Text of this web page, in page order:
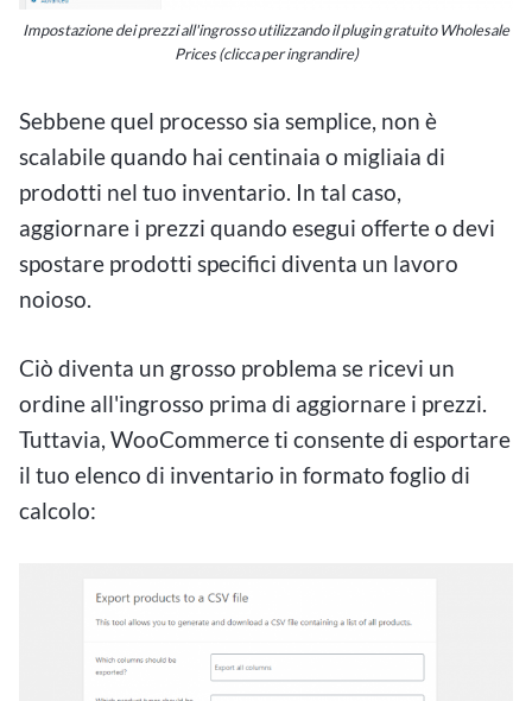
Impostazione dei prezzi all'ingrosso utilizzando il plugin gratuito Wholesale
Prices (clicca per ingrandire)
Sebbene quel processo sia semplice, non è
scalabile quando hai centinaia o migliaia di
prodotti nel tuo inventario. In tal caso,
aggiornare i prezzi quando esegui offerte o devi
spostare prodotti specifici diventa un lavoro
noioso.
Ciò diventa un grosso problema se ricevi un
ordine all'ingrosso prima di aggiornare i prezzi.
Tuttavia, WooCommerce ti consente di esportare
il tuo elenco di inventario in formato foglio di
calcolo: